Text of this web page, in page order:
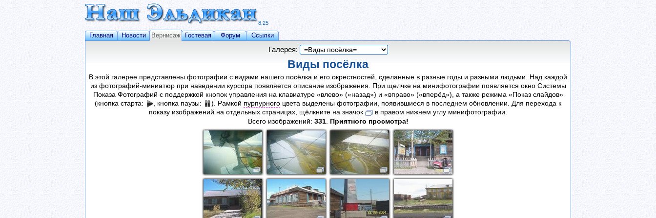
8.25
Главная Новости Вернисаж Гостевая Форум Ссылки
Галерея:
Виды посёлка
В этой галерее представлены фотографии с видами нашего посёлка и его окрестностей, сделанные в разные годы и разными людьми. Над каждой
из фотографий-миниатюр при наведении курсора появляется описание изображения. При щелчке на минифотографии появляется окно Системы
Показа Фотографий с поддержкой кнопок управления на клавиатуре «влево» («назад») и «вправо» («вперёд»), а также режима «Показ слайдов»
(кнопка старта:
, кнопка паузы: ). Рамкой пурпурного цвета выделены фотографии, появившиеся в последнем обновлении. Для перехода к
показу изображений на отдельных страницах, щёлкните на значок
в правом нижнем углу минифотографии.
Всего изображений: 331. Приятного просмотра!